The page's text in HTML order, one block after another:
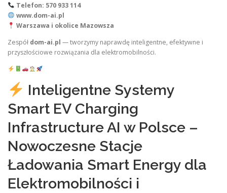
Telefon: 570 933 114
www.dom-ai.pl
Warszawa i okolice Mazowsza
Zespół dom-ai.pl — tworzymy naprawdę inteligentne, efektywne i
przyszłościowe rozwiązania dla elektromobilności.
Inteligentne Systemy
Smart EV Charging
Infrastructure AI w Polsce –
Nowoczesne Stacje
Ładowania Smart Energy dla
Elektromobilności i